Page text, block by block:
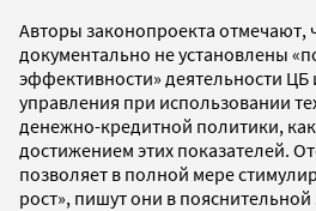
Авторы законопроекта отмечают,
документально не установлены
эффективности» деятельности ЦБ
управления при использовании
денежно-кредитной политики,
достижением этих показателей.
позволяет в полной мере
рост», пишут они в пояснительной